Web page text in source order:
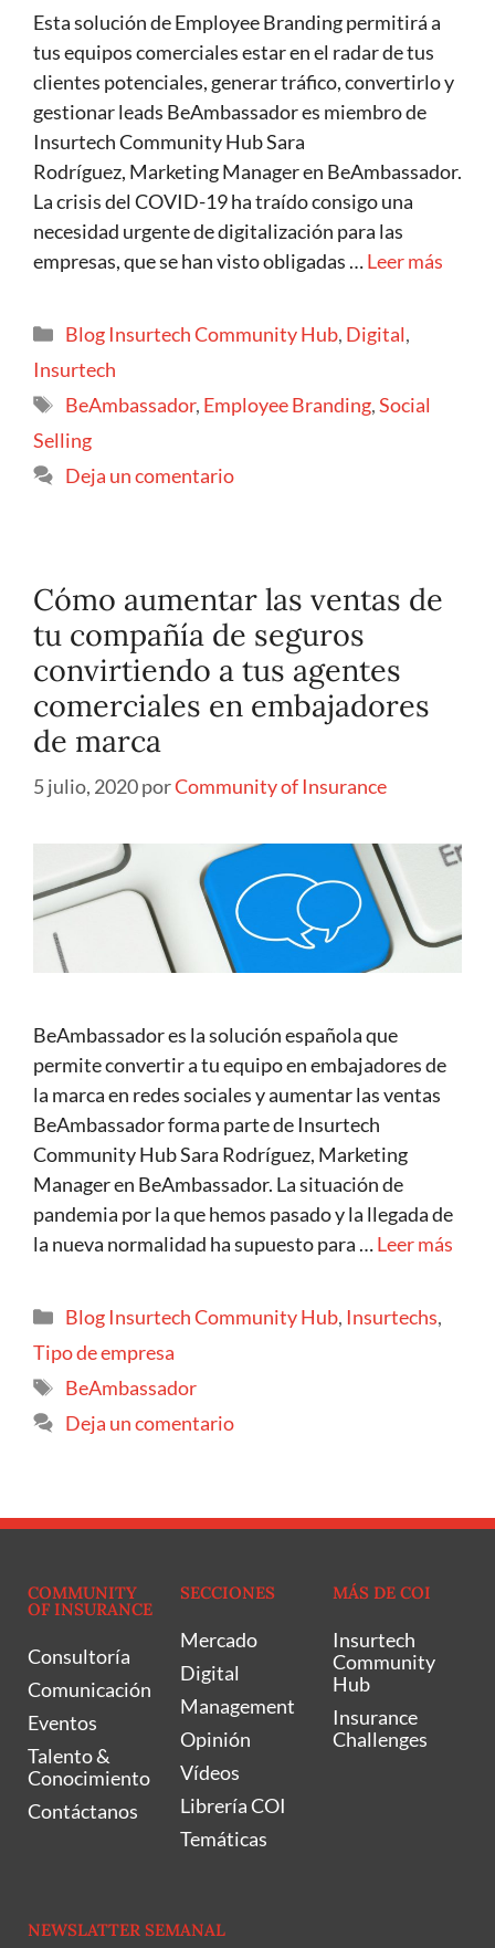
Esta solución de Employee Branding permitirá a
tus equipos comerciales estar en el radar de tus
clientes potenciales, generar tráfico, convertirlo y
gestionar leads BeAmbassador es miembro de
Insurtech Community Hub Sara
Rodríguez, Marketing Manager en BeAmbassador.
La crisis del COVID-19 ha traído consigo una
necesidad urgente de digitalización para las
empresas, que se han visto obligadas …Leer más
Blog Insurtech Community Hub, Digital,
Insurtech
BeAmbassador, Employee Branding,Social
Selling
Deja un comentario
Cómo aumentar las ventas de
tu compañía de seguros
convirtiendo a tus agentes
comerciales en embajadores
de marca
5 julio, 2020porCommunity of Insurance
BeAmbassador es la solución española que
permite convertir a tu equipo en embajadores de
la marca en redes sociales y aumentar las ventas
BeAmbassador forma parte de Insurtech
Community Hub Sara Rodríguez, Marketing
Manager en BeAmbassador. La situación de
pandemia por la que hemos pasado y la llegada de
la nueva normalidad ha supuesto para …Leer más
Blog Insurtech Community Hub, Insurtechs,
Tipo de empresa
BeAmbassador
Deja un comentario
COMMUNITY
OF INSURANCE
Consultoría
Comunicación
Eventos
Talento &
Conocimiento
Contáctanos
SECCIONES
Mercado
Digital
Management
Opinión
Vídeos
Librería COI
Temáticas
MÁS DE COI
Insurtech
Community
Hub
Insurance
Challenges
NEWSLATTER SEMANAL